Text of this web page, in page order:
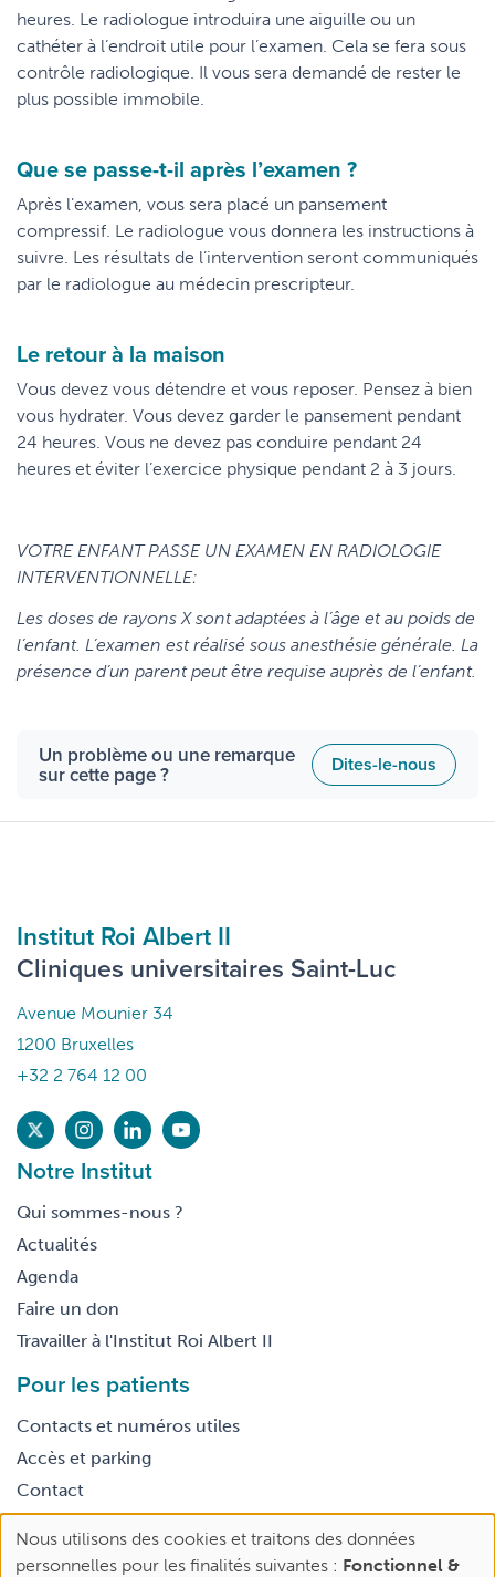
heures. Le radiologue introduira une aiguille ou un
cathéter à l’endroit utile pour l’examen. Cela se fera sous
contrôle radiologique. Il vous sera demandé de rester le
plus possible immobile.
Que se passe-t-il après l’examen ?
Après l’examen, vous sera placé un pansement
compressif. Le radiologue vous donnera les instructions à
suivre. Les résultats de l’intervention seront communiqués
par le radiologue au médecin prescripteur.
Le retour à la maison
Vous devez vous détendre et vous reposer. Pensez à bien
vous hydrater. Vous devez garder le pansement pendant
24 heures. Vous ne devez pas conduire pendant 24
heures et éviter l’exercice physique pendant 2 à 3 jours.
VOTRE ENFANT PASSE UN EXAMEN EN RADIOLOGIE
INTERVENTIONNELLE:
Les doses de rayons X sont adaptées à l’âge et au poids de
l’enfant. L’examen est réalisé sous anesthésie générale. La
présence d’un parent peut être requise auprès de l’enfant.
Un problème ou une remarque
sur cette page ? Dites-le-nous
Institut Roi Albert II
Cliniques universitaires Saint-Luc
Avenue Mounier 34
1200 Bruxelles
+32 2 764 12 00
Notre Institut
Qui sommes-nous ?
Actualités
Agenda
Faire un don
Travailler à l'Institut Roi Albert II
Pour les patients
Contacts et numéros utiles
Accès et parking
Contact
Footer
Conditions générales d’utilisation
Use
Nous utilisons des cookies et traitons des données
personnelles pour les finalités suivantes : Fonctionnel &